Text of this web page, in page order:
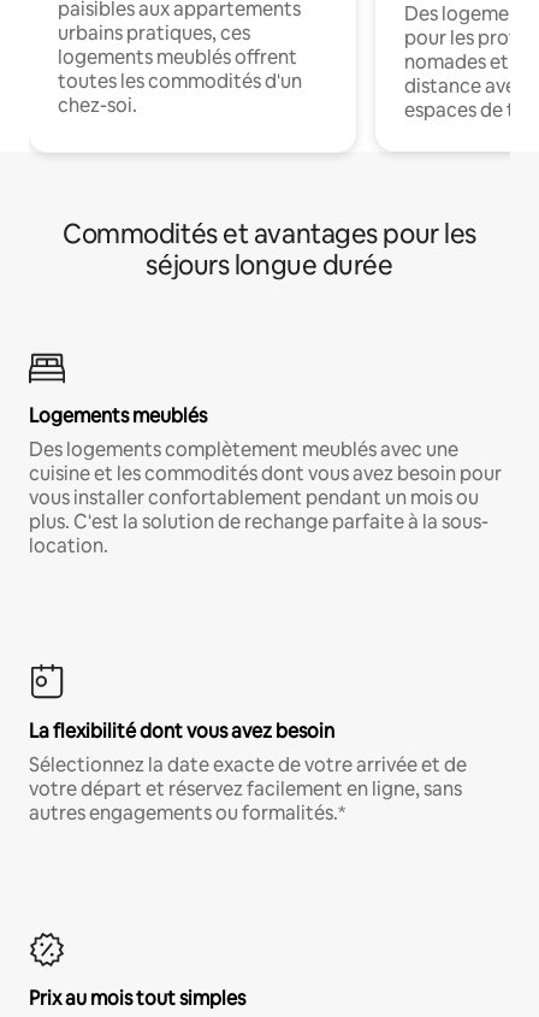
paisibles aux appartements
urbains pratiques, ces
logements meublés offrent
toutes les commodités d'un
chez-soi.
Des
pour les
nomades et
distance avec
espaces de
Commodités et avantages pour les
séjours longue durée
Logements meublés
Des logements complètement meublés avec une
cuisine et les commodités dont vous avez besoin pour
vous installer confortablement pendant un mois ou
plus. C'est la solution de rechange parfaite à la sous-
location.
La flexibilité dont vous avez besoin
Sélectionnez la date exacte de votre arrivée et de
votre départ et réservez facilement en ligne, sans
autres engagements ou formalités.*
Prix au mois tout simples